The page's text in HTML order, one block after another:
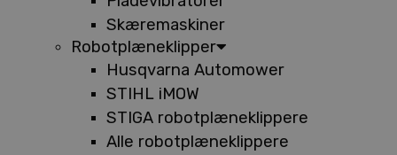
Skæremaskiner
Robotplæneklipper
Husqvarna Automower
STIHL iMOW
STIGA robotplæneklippere
Alle robotplæneklippere